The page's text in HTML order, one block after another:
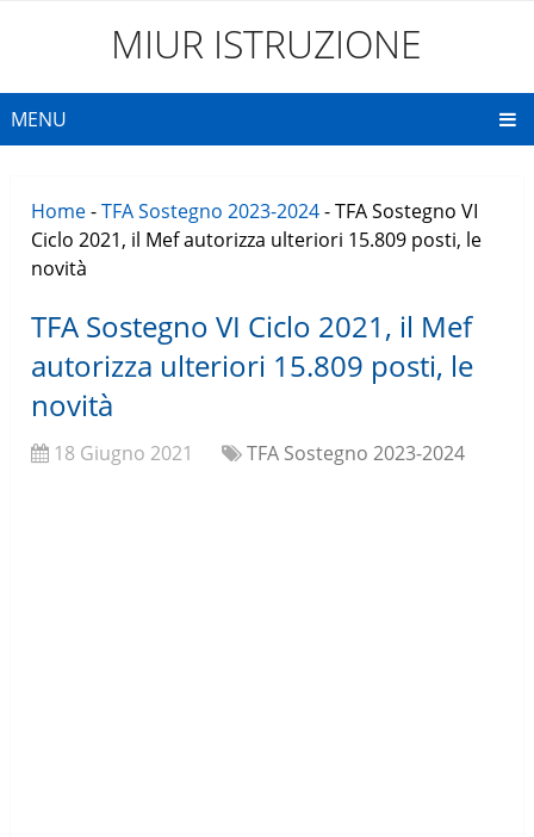
MIUR ISTRUZIONE
MENU
Home-TFA Sostegno 2023-2024-TFA Sostegno VI
Ciclo 2021, il Mef autorizza ulteriori 15.809 posti, le
novità
TFA Sostegno VI Ciclo 2021, il Mef
autorizza ulteriori 15.809 posti, le
novità
18 Giugno 2021 TFA Sostegno 2023-2024